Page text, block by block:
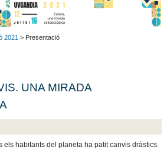
2021 > Presentació
UNA MIRADA
els habitants del planeta ha patit canvis dràstics.